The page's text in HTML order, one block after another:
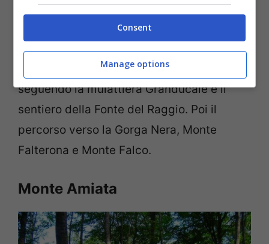
pianoro della Lama si potrà ammirare lo
spettacolo dei colori d’autunno nella
Foresta della Lama. Altro luogo imperdibile
Foresta di Campigna, che si raggiunge
seguendo la mulattiera Granducale e il
sentiero della Fonte del Raggio. Poi il
percorso verso la Gorga Nera, Monte
Falterona e Monte Falco.
Monte Amiata
Consent
Manage options